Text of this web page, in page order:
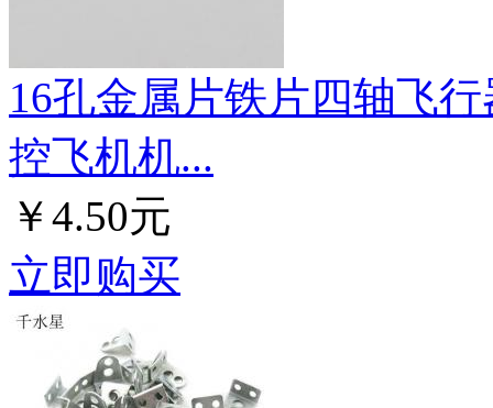
16孔金属片铁片四轴飞
控飞机机...
￥4.50元
立即购买